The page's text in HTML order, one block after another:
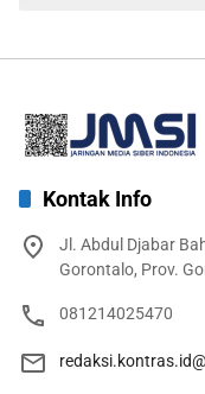
Kontak Info
Jl. Abdul Djabar
Gorontalo, Prov.
081214025470